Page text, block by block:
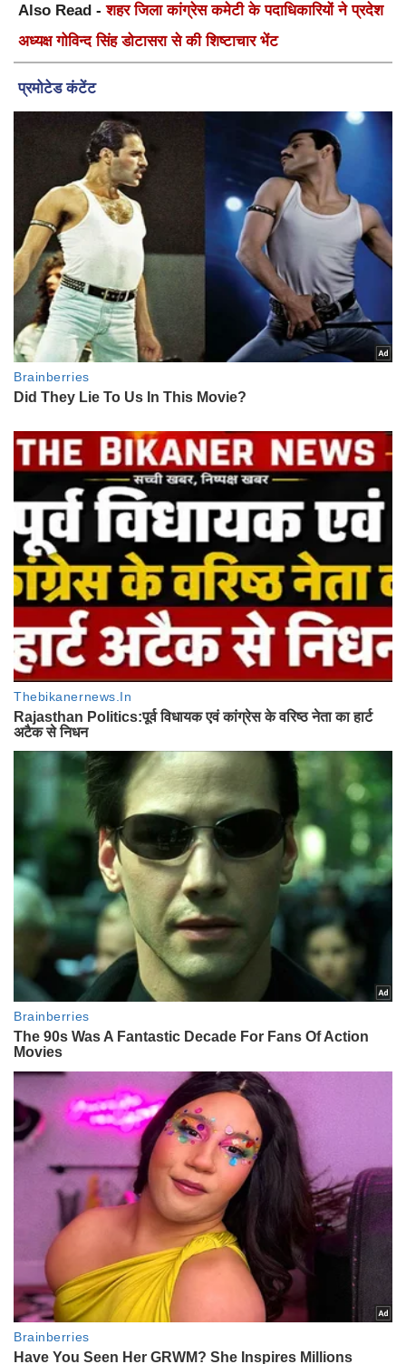
Also Read -शहर जिला कांग्रेस कमेटी के पदाधिकारियों ने प्रदेश
अध्यक्ष गोविन्द सिंह डोटासरा से की शिष्टाचार भेंट